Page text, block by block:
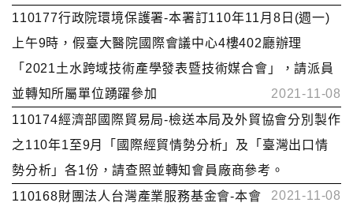
110177行政院環境保護署-本署訂110年11月8日(週一)
上午9時，假臺大醫院國際會議中心4樓402廳辦理
「2021土水跨域技術產學發表暨技術媒合會」，請派員
並轉知所屬單位踴躍參加
2021-11-08
110174經濟部國際貿易局-檢送本局及外貿協會分別製作
之110年1至9月「國際經貿情勢分析」及「臺灣出口情
勢分析」各1份，請查照並轉知會員廠商參考。
2021-11-08
110168財團法人台灣產業服務基金會-本會